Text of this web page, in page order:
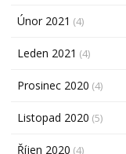
Únor 2021 (4)
Leden 2021 (4)
Prosinec 2020 (4)
Listopad 2020 (5)
Říjen 2020 (4)